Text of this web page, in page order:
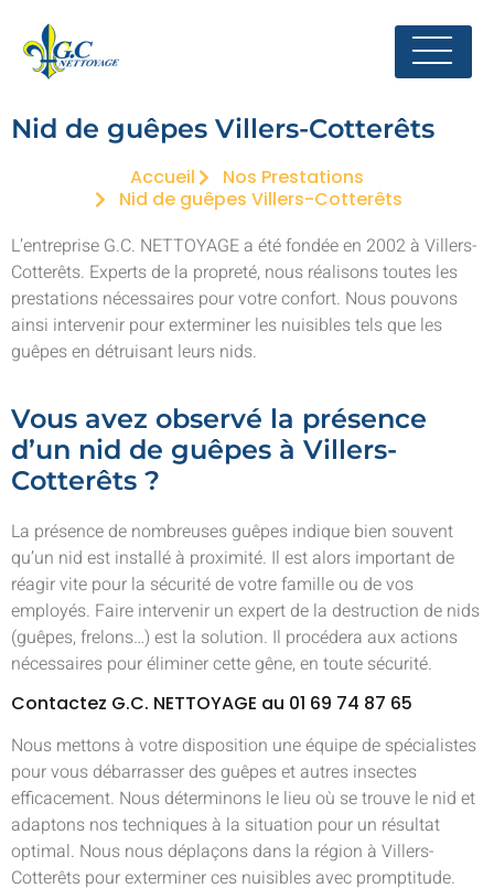
Nid de guêpes Villers-Cotterêts
Accueil
Nos Prestations
Nid de guêpes Villers-Cotterêts
L’entreprise G.C. NETTOYAGE a été fondée en 2002 à Villers-
Cotterêts. Experts de la propreté, nous réalisons toutes les
prestations nécessaires pour votre confort. Nous pouvons
ainsi intervenir pour exterminer les nuisibles tels que les
guêpes en détruisant leurs nids.
Vous avez observé la présence
d’un nid de guêpes à Villers-
Cotterêts ?
La présence de nombreuses guêpes indique bien souvent
qu’un nid est installé à proximité. Il est alors important de
réagir vite pour la sécurité de votre famille ou de vos
employés. Faire intervenir un expert de la destruction de nids
(guêpes, frelons…) est la solution. Il procédera aux actions
nécessaires pour éliminer cette gêne, en toute sécurité.
Contactez G.C. NETTOYAGE au 01 69 74 87 65
Nous mettons à votre disposition une équipe de spécialistes
pour vous débarrasser des guêpes et autres insectes
efficacement. Nous déterminons le lieu où se trouve le nid et
adaptons nos techniques à la situation pour un résultat
optimal. Nous nous déplaçons dans la région à Villers-
Cotterêts pour exterminer ces nuisibles avec promptitude.